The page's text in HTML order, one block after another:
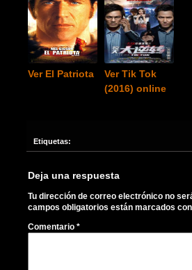
Ver El Patriota
Ver Tik Tok
(2016) online
Etiquetas:
Deja una respuesta
Tu dirección de correo electrónico no
campos obligatorios están marcados con
Comentario *